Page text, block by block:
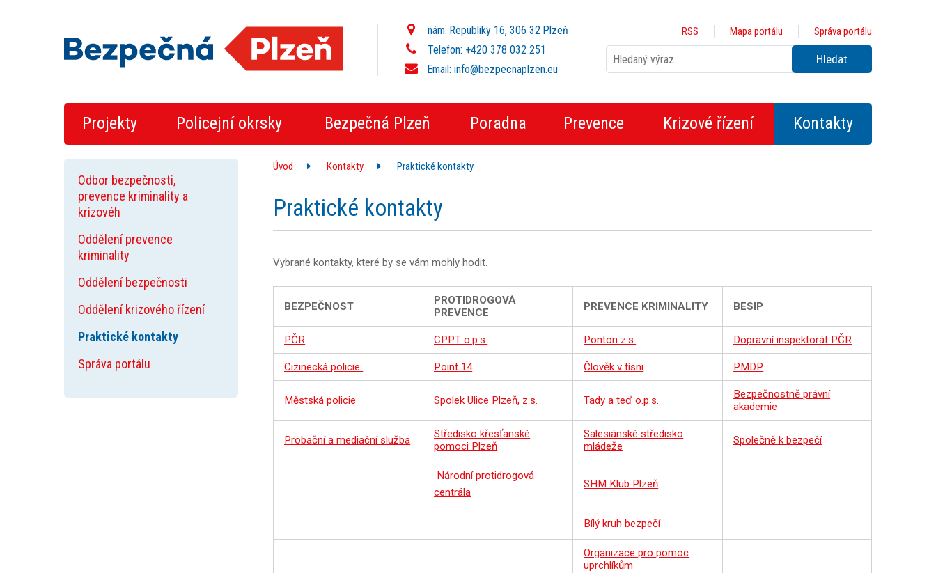
nám. Republiky 16, 306 32 Plzeň
Telefon: +420 378 032 251
Email:info@bezpecnaplzen.eu
RSS Mapa portálu Správa portálu
Projekty Policejní okrsky Bezpečná Plzeň Poradna Prevence Krizové řízení Kontakty
Úvod Kontakty Praktické kontakty
Praktické kontakty
Vybrané kontakty, které by se vám mohly hodit.
BEZPEČNOST
PROTIDROGOVÁ
PREVENCE
PREVENCE KRIMINALITY BESIP
PČR CPPT o.p.s. Ponton z.s. Dopravní inspektorát PČR
Cizinecká policie Point 14 Člověk v tísni PMDP
Městská policie Spolek Ulice Plzeň, z.s. Tady a teď o.p.s.
Bezpečnostně právní
akademie
Probační a mediační služba
Středisko křesťanské
pomoci Plzeň
Salesiánské středisko
mládeže
Společně k bezpečí
Národní protidrogová
centrála
SHM Klub Plzeň
Bílý kruh bezpečí
Organizace pro pomoc
uprchlíkům
Odbor bezpečnosti,
prevence kriminality a
krizovéh
Oddělení prevence
kriminality
Oddělení bezpečnosti
Oddělení krizového řízení
Praktické kontakty
Správa portálu